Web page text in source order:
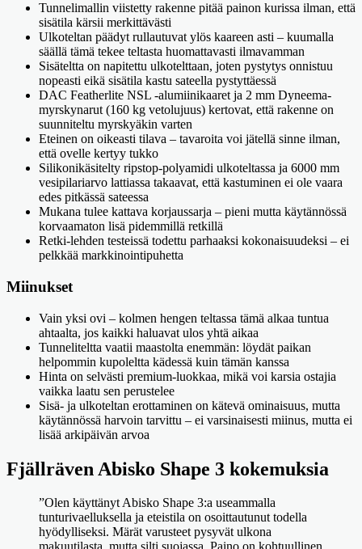
Tunnelimallin viistetty rakenne pitää painon kurissa ilman, että
sisätila kärsii merkittävästi
Ulkoteltan päädyt rullautuvat ylös kaareen asti – kuumalla
säällä tämä tekee teltasta huomattavasti ilmavamman
Sisäteltta on napitettu ulkotelttaan, joten pystytys onnistuu
nopeasti eikä sisätila kastu sateella pystyttäessä
DAC Featherlite NSL -alumiinikaaret ja 2 mm Dyneema-
myrskynarut (160 kg vetolujuus) kertovat, että rakenne on
suunniteltu myrskyäkin varten
Eteinen on oikeasti tilava – tavaroita voi jätellä sinne ilman,
että ovelle kertyy tukko
Silikonikäsitelty ripstop-polyamidi ulkoteltassa ja 6000 mm
vesipilariarvo lattiassa takaavat, että kastuminen ei ole vaara
edes pitkässä sateessa
Mukana tulee kattava korjaussarja – pieni mutta käytännössä
korvaamaton lisä pidemmillä retkillä
Retki-lehden testeissä todettu parhaaksi kokonaisuudeksi – ei
pelkkää markkinointipuhetta
Miinukset
Vain yksi ovi – kolmen hengen teltassa tämä alkaa tuntua
ahtaalta, jos kaikki haluavat ulos yhtä aikaa
Tunneliteltta vaatii maastolta enemmän: löydät paikan
helpommin kupoleltta kädessä kuin tämän kanssa
Hinta on selvästi premium-luokkaa, mikä voi karsia ostajia
vaikka laatu sen perustelee
Sisä- ja ulkoteltan erottaminen on kätevä ominaisuus, mutta
käytännössä harvoin tarvittu – ei varsinaisesti miinus, mutta ei
lisää arkipäivän arvoa
Fjällräven Abisko Shape 3 kokemuksia
”Olen käyttänyt Abisko Shape 3:a useammalla
tunturivaelluksella ja eteistila on osoittautunut todella
hyödylliseksi. Märät varusteet pysyvät ulkona